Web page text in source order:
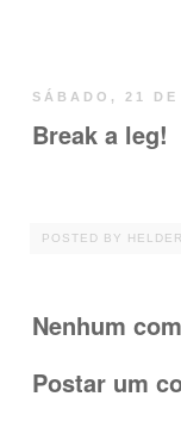
SÁBADO, 21
Break a leg!
POSTED BY
Nenhum
Postar um